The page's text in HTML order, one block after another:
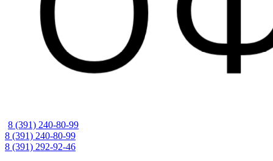
8 (391) 240-80-99
8 (391) 240-80-99
8 (391) 292-92-46